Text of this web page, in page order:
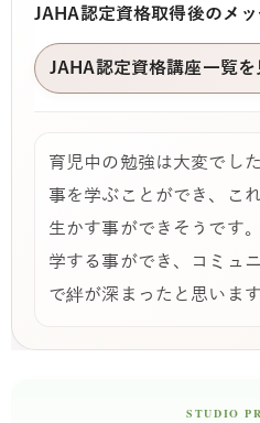
JAHA認定資格取得後のメ
JAHA認定資格講座一覧を
育児中の勉強は大変でし
事を学ぶことができ、こ
生かす事ができそうです
学する事ができ、コミュ
で絆が深まったと思います